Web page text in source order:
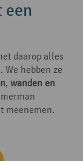
een
daarop alles
hebben ze
, wanden en
meenemen.